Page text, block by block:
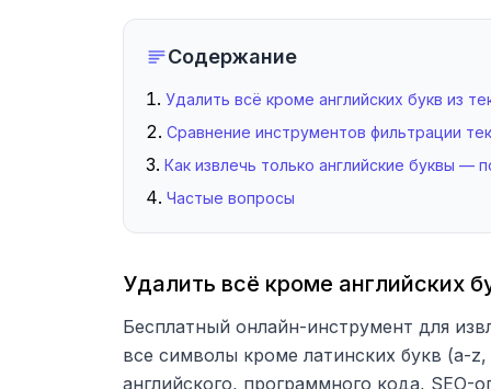
Содержание
Удалить всё кроме английских букв из
Сравнение инструментов фильтрации
Как извлечь только английские буквы —
Частые вопросы
Удалить всё кроме английских
Бесплатный онлайн-инструмент для
все символы кроме латинских букв (a-
английского, программного кода,